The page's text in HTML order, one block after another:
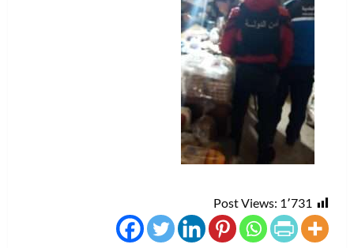
Post Views: 1٬731